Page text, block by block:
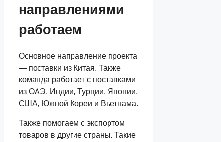
направлениями
работаем
Основное направление проекта
— поставки из Китая. Также
команда работает с поставками
из ОАЭ, Индии, Турции, Японии,
США, Южной Кореи и Вьетнама.
Также помогаем с экспортом
товаров в другие страны. Такие